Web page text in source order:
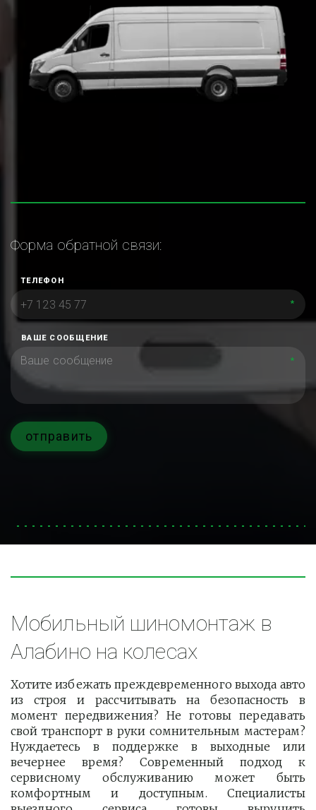
Форма обратной связи:
ТЕЛЕФОН
*
ВАШЕ СООБЩЕНИЕ
*
отправить
Мобильный шиномонтаж в
Алабино на колесах
Хотите избежать преждевременного выхода авто
из строя и рассчитывать на безопасность в
момент передвижения? Не готовы передавать
свой транспорт в руки сомнительным мастерам?
Нуждаетесь в поддержке в выходные или
вечернее время? Современный подход к
сервисному обслуживанию может быть
комфортным и доступным. Специалисты